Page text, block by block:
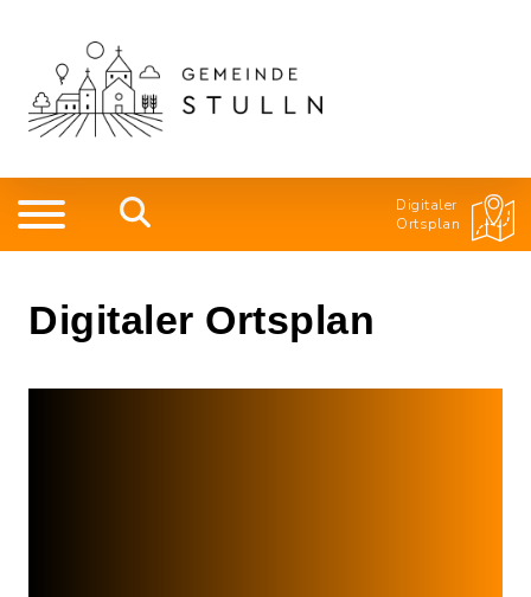
Digitaler
Ortsplan
Digitaler Ortsplan